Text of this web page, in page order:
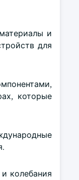
и
для
которые
колебания